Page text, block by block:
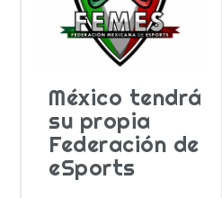
México tendrá
su propia
Federación de
eSports